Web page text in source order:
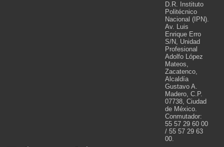
D.R. Instituto
Politécnico
Nacional (IPN).
Av. Luis
Enrique Erro
S/N, Unidad
Profesional
Adolfo López
Mateos,
Zacatenco,
Alcaldía
Gustavo A.
Madero, C.P.
07738, Ciudad
de México.
Conmutador:
55 57 29 60 00
/ 55 57 29 63
00.